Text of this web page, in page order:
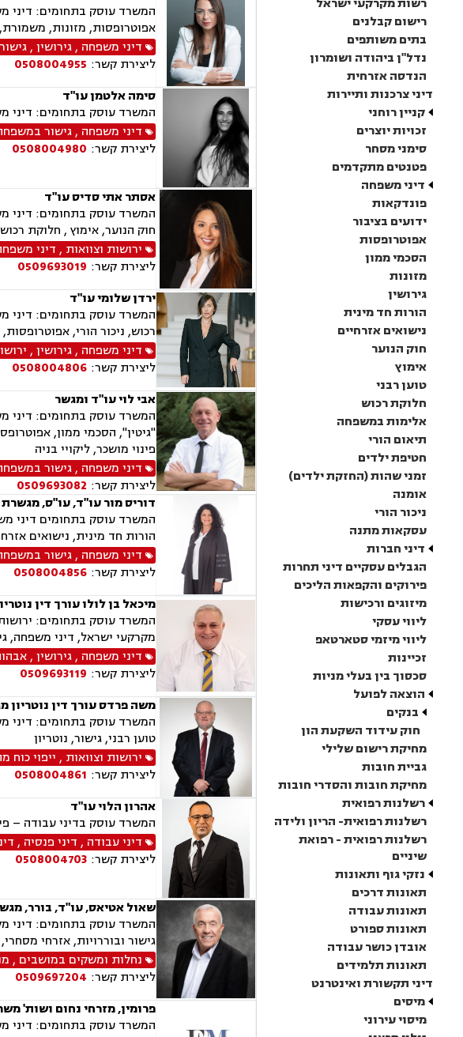
רישום קבלנים
בתים משותפים
נדל"ן ביהודה ושומרון
הנדסה אזרחית
דיני צרכנות ותיירות
קניין רוחני
זכויות יוצרים
סימני מסחר
פטנטים מתקדמים
דיני משפחה
פונדקאות
ידועים בציבור
אפוטרופסות
הסכמי ממון
מזונות
גירושין
הורות חד מינית
נישואים אזרחיים
חוק הנוער
אימוץ
טוען רבני
חלוקת רכוש
אלימות במשפחה
תיאום הורי
חטיפת ילדים
זמני שהות (החזקת ילדים)
אומנה
ניכור הורי
עסקאות מתנה
דיני חברות
הגבלים עסקיים דיני תחרות
פירוקים והקפאות הליכים
מיזוגים ורכישות
ליווי עסקי
ליווי מיזמי סטארטאפ
זכיינות
סכסוך בין בעלי מניות
הוצאה לפועל
בנקים
חוק עידוד השקעת הון
מחיקת רישום שלילי
גביית חובות
מחיקת חובות והסדרי חובות
רשלנות רפואית
רשלנות רפואית- הריון ולידה
רשלנות רפואית - רפואת
שיניים
נזקי גוף ותאונות
תאונות דרכים
תאונות עבודה
תאונות ספורט
אובדן כושר עבודה
תאונות תלמידים
דיני תקשורת ואינטרנט
מיסים
מיסוי עירוני
המשרד עוסק בתחומים: דיני
אפוטרופסות, מזונות,
דיני משפחה ,גירושין,
ליצירת קשר: 0508004955
סימה אלטמן עו"ד
המשרד עוסק בתחומים: דיני
דיני משפחה ,גישור
ליצירת קשר: 0508004980
אסתר אתי סדיס עו"ד
המשרד עוסק בתחומים: דיני
חוק הנוער, אימוץ , חלוקת
ירושות וצוואות , דיני
ליצירת קשר: 0509693019
ירדן שלומי עו"ד
המשרד עוסק בתחומים: דיני
רכוש, ניכור הורי,
דיני משפחה ,גירושין,
ליצירת קשר: 0508004806
אבי לוי עו"ד ומגשר
המשרד עוסק בתחומים: דיני
"גיטין", הסכמי ממון,
פינוי מושכר, ליקויי בניה
דיני משפחה ,גישור
ליצירת קשר: 0509693082
דוריס מור עו"ד, עו"ס,
המשרד עוסק בתחומים דיני
הורות חד מינית, נישואים
דיני משפחה ,גישור
ליצירת קשר: 0508004856
מיכאל בן לולו עורך דין
המשרד עוסק בתחומים:
מקרקעי ישראל, דיני משפחה,
דיני משפחה ,גירושין,
ליצירת קשר: 0509693119
משה פרדס עורך דין נוטריון
המשרד עוסק בתחומים: דיני
טוען רבני, גישור, נוטריון
ירושות וצוואות , ייפוי כוח
ליצירת קשר: 0508004861
אהרון הלוי עו"ד
המשרד עוסק בדיני עבודה –
דיני עבודה , דיני פנסיה ,
ליצירת קשר: 0508004703
שאול אטיאס, עו"ד, בורר,
גישור ובוררויות, אזרחי
נחלות ומשקים במושבים ,
ליצירת קשר: 0509697204
פרומין, מזרחי נחום ושות'
המשרד עוסק בתחומים: דיני